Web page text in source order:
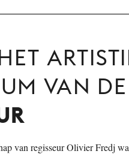
VAN DE
van regisseur Olivier Fredj